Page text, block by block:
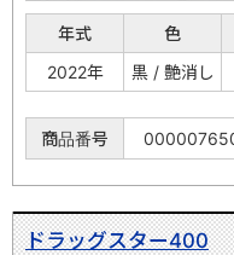
年式 色
2022年
黒 / 艶消し
商品番号
ドラッグスター400